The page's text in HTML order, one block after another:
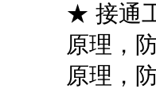
★ 接通
原理，
原理，